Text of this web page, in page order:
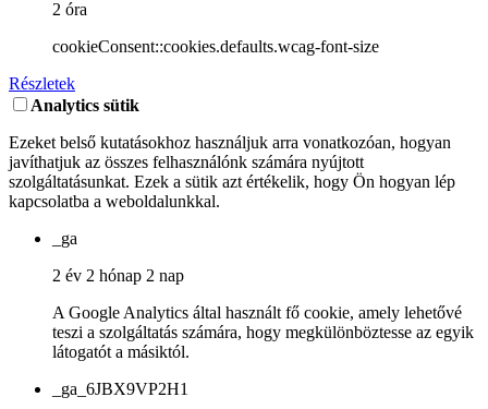
2 óra
cookieConsent::cookies.defaults.wcag-font-size
Részletek
Analytics sütik
Ezeket belső kutatásokhoz használjuk arra vonatkozóan, hogyan
javíthatjuk az összes felhasználónk számára nyújtott
szolgáltatásunkat. Ezek a sütik azt értékelik, hogy Ön hogyan lép
kapcsolatba a weboldalunkkal.
_ga
2 év 2 hónap 2 nap
A Google Analytics által használt fő cookie, amely lehetővé
teszi a szolgáltatás számára, hogy megkülönböztesse az egyik
látogatót a másiktól.
_ga_6JBX9VP2H1